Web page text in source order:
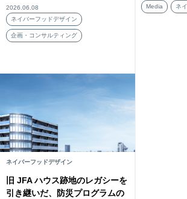
2026.06.08
ネイバーフッドデザイン
企画・コンサルティング
Media
ネ
ネイバーフッドデザイン
旧 JFA ハウス跡地のレガシーを
引き継いだ、防災プログラムの